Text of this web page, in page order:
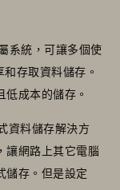
系統，可讓多個使
存取資料儲存。
低成本的儲存。
資料儲存解決方
讓網路上其它電腦
儲存。但是設定